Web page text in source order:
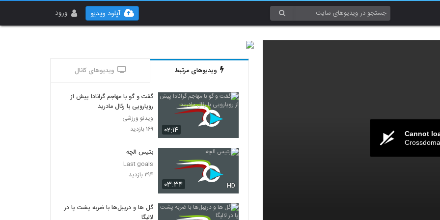
ورود آپلود ویدیو
Cannot
ویدیوهای مرتبط ویدیوهای کانال
۰۲:۱۴
گفت و گو با مهاجم گرانادا پیش از
رویارویی با رئال مادرید
ویدئو ورزشی
۱۶۹ بازدید
۰۳:۳۴ HD
بتیس الچه
Last goals
۲۹۴ بازدید
گل ها و دریبل‌‌ها با ضربه پشت پا در
لالیگا